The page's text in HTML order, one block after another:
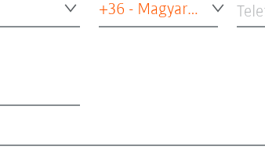
+36 - Magyarország